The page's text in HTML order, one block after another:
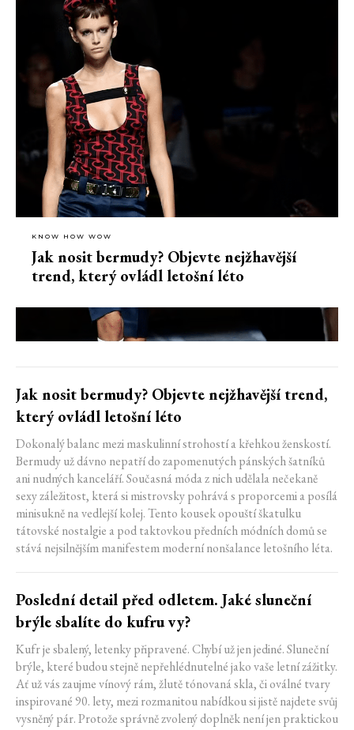
KNOW HOW WOW
Jak nosit bermudy? Objevte nejžhavější
trend, který ovládl letošní léto
Jak nosit bermudy? Objevte nejžhavější trend,
který ovládl letošní léto
Dokonalý balanc mezi maskulinní strohostí a křehkou ženskostí.
Bermudy už dávno nepatří do zapomenutých pánských šatníků
ani nudných kanceláří. Současná móda z nich udělala nečekaně
sexy záležitost, která si mistrovsky pohrává s proporcemi a posílá
minisukně na vedlejší kolej. Tento kousek opouští škatulku
tátovské nostalgie a pod taktovkou předních módních domů se
stává nejsilnějším manifestem moderní nonšalance letošního léta.
Poslední detail před odletem. Jaké sluneční
brýle sbalíte do kufru vy?
Kufr je sbalený, letenky připravené. Chybí už jen jediné. Sluneční
brýle, které budou stejně nepřehlédnutelné jako vaše letní zážitky.
Ať už vás zaujme vínový rám, žlutě tónovaná skla, či oválné tvary
inspirované 90. lety, mezi rozmanitou nabídkou si jistě najdete svůj
vysněný pár. Protože správně zvolený doplněk není jen praktickou